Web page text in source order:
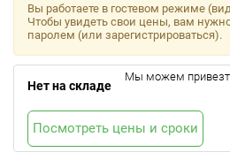
Вы работаете в гостевом режиме
Чтобы увидеть свои цены, вам
паролем (или зарегистрироваться).
Нет на складе
Мы можем
Посмотреть цены и сроки